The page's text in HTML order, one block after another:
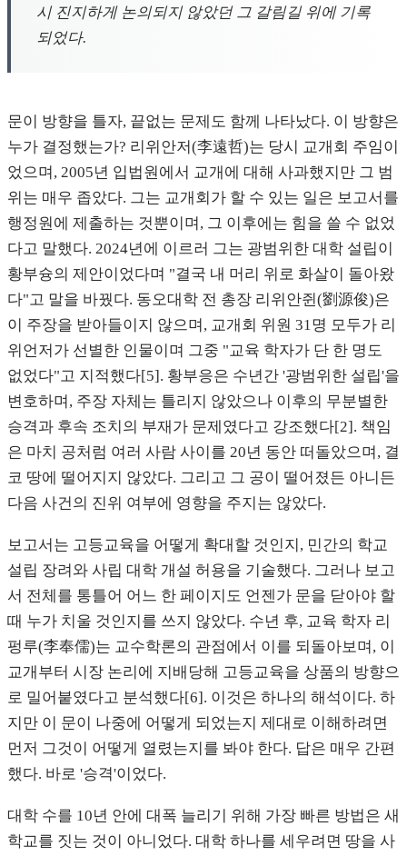
시 진지하게 논의되지 않았던 그 갈림길 위에 기록
되었다.
문이 방향을 틀자, 끝없는 문제도 함께 나타났다. 이 방향은
누가 결정했는가? 리위안저(李遠哲)는 당시 교개회 주임이
었으며, 2005년 입법원에서 교개에 대해 사과했지만 그 범
위는 매우 좁았다. 그는 교개회가 할 수 있는 일은 보고서를
행정원에 제출하는 것뿐이며, 그 이후에는 힘을 쓸 수 없었
다고 말했다. 2024년에 이르러 그는 광범위한 대학 설립이
황부슝의 제안이었다며 "결국 내 머리 위로 화살이 돌아왔
다"고 말을 바꿨다. 동오대학 전 총장 리위안쥔(劉源俊)은
이 주장을 받아들이지 않으며, 교개회 위원 31명 모두가 리
위언저가 선별한 인물이며 그중 "교육 학자가 단 한 명도
없었다"고 지적했다[5]. 황부응은 수년간 '광범위한 설립'을
변호하며, 주장 자체는 틀리지 않았으나 이후의 무분별한
승격과 후속 조치의 부재가 문제였다고 강조했다[2]. 책임
은 마치 공처럼 여러 사람 사이를 20년 동안 떠돌았으며, 결
코 땅에 떨어지지 않았다. 그리고 그 공이 떨어졌든 아니든
다음 사건의 진위 여부에 영향을 주지는 않았다.
보고서는 고등교육을 어떻게 확대할 것인지, 민간의 학교
설립 장려와 사립 대학 개설 허용을 기술했다. 그러나 보고
서 전체를 통틀어 어느 한 페이지도 언젠가 문을 닫아야 할
때 누가 치울 것인지를 쓰지 않았다. 수년 후, 교육 학자 리
펑루(李奉儒)는 교수학론의 관점에서 이를 되돌아보며, 이
교개부터 시장 논리에 지배당해 고등교육을 상품의 방향으
로 밀어붙였다고 분석했다[6]. 이것은 하나의 해석이다. 하
지만 이 문이 나중에 어떻게 되었는지 제대로 이해하려면
먼저 그것이 어떻게 열렸는지를 봐야 한다. 답은 매우 간편
했다. 바로 '승격'이었다.
대학 수를 10년 안에 대폭 늘리기 위해 가장 빠른 방법은 새
학교를 짓는 것이 아니었다. 대학 하나를 세우려면 땅을 사